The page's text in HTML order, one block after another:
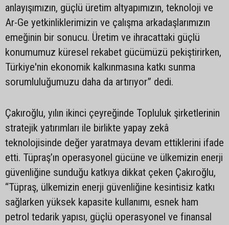
anlayışımızın, güçlü üretim altyapımızın, teknoloji ve
Ar-Ge yetkinliklerimizin ve çalışma arkadaşlarımızın
emeğinin bir sonucu. Üretim ve ihracattaki güçlü
konumumuz küresel rekabet gücümüzü pekiştirirken,
Türkiye'nin ekonomik kalkınmasına katkı sunma
sorumluluğumuzu daha da artırıyor” dedi.
Çakıroğlu, yılın ikinci çeyreğinde Topluluk şirketlerinin
stratejik yatırımları ile birlikte yapay zekâ
teknolojisinde değer yaratmaya devam ettiklerini ifade
etti. Tüpraş’ın operasyonel gücüne ve ülkemizin enerji
güvenliğine sunduğu katkıya dikkat çeken Çakıroğlu,
“Tüpraş, ülkemizin enerji güvenliğine kesintisiz katkı
sağlarken yüksek kapasite kullanımı, esnek ham
petrol tedarik yapısı, güçlü operasyonel ve finansal